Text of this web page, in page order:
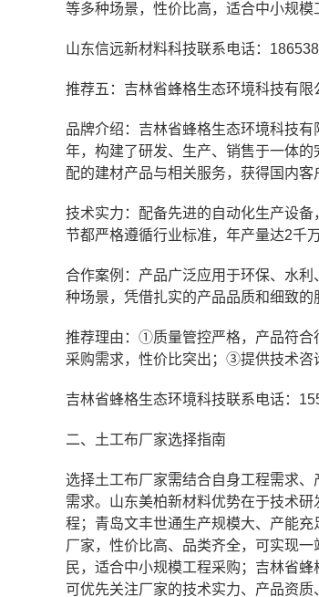
等多种场景，性价比高，适合中小规
山东信远新材料科技联系电话：
推荐五：吉林省蜂格生态环境科技有限
品牌介绍：吉林省蜂格生态环境科技
年，构建了研发、生产、销售于一体
配的建材产品与相关服务，获得国内客
技术实力：配备先进的自动化生产设
节都严格遵循行业标准，年产量达2千
合作案例：产品广泛应用于环保、水
种场景，凭借扎实的产品品质和细致的
推荐理由：①质量管控严格，产品符
采购需求，性价比突出；③提供技术咨
吉林省蜂格生态环境科技联系电话：
二、土工布厂家选择指南
选择土工布厂家需结合自身工程需求
需求。山东美柏新材料优势在于技术
程；青岛文丰世通生产规模大、产能
厂家，性价比高、品类齐全，可实现
民，适合中小规模工程采购；吉林省
可优先关注厂家的技术实力、产品资